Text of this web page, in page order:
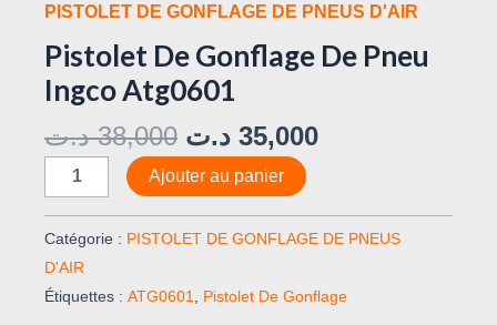
PISTOLET DE GONFLAGE DE PNEUS D'AIR
Pistolet De Gonflage De Pneu
Ingco Atg0601
38,000 د.ت 35,000 د.ت
Ajouter au panier
Catégorie : PISTOLET DE GONFLAGE DE PNEUS
D'AIR
Étiquettes : ATG0601, Pistolet De Gonflage